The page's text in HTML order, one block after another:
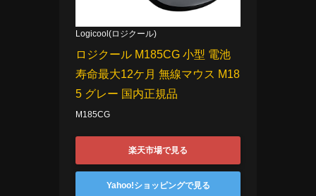
Logicool(ロジクール)
ロジクール M185CG 小型 電池
寿命最大12ケ月 無線マウス M18
5 グレー 国内正規品
M185CG
楽天市場で見る
Yahoo!ショッピングで見る